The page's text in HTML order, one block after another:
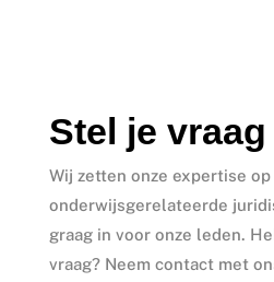
Stel je vraag
Wij zetten onze expertise op
onderwijsgerelateerde
graag in voor onze leden.
vraag? Neem contact met